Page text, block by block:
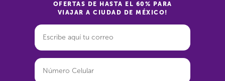
OFERTAS DE HASTA EL 60% PARA
VIAJAR A CIUDAD DE MÉXICO!